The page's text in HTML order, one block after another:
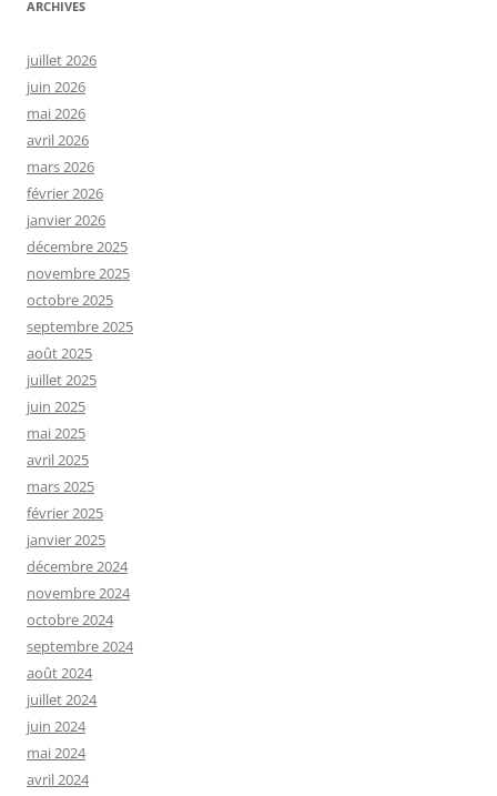
ARCHIVES
juillet 2026
juin 2026
mai 2026
avril 2026
mars 2026
février 2026
janvier 2026
décembre 2025
novembre 2025
octobre 2025
septembre 2025
août 2025
juillet 2025
juin 2025
mai 2025
avril 2025
mars 2025
février 2025
janvier 2025
décembre 2024
novembre 2024
octobre 2024
septembre 2024
août 2024
juillet 2024
juin 2024
mai 2024
avril 2024